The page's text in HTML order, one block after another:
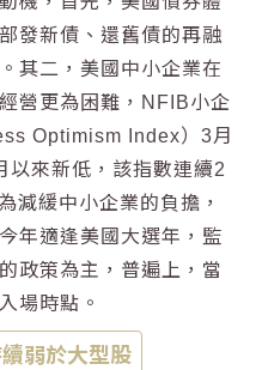
發新債、還舊債的再融
其二，美國中小企業在
營更為困難，NFIB小企
Optimism Index）3月
來新低，該指數連續2
減緩中小企業的負擔，
年適逢美國大選年，監
政策為主，普遍上，當
場時點。
弱於大型股